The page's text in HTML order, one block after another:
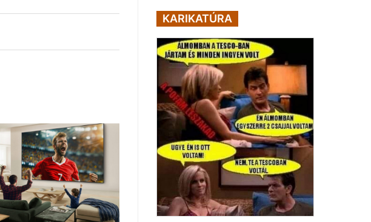
KARIKATÚRA